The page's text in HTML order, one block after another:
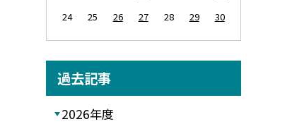
24
25 26 27 28 29 30
過去記事
2026年度